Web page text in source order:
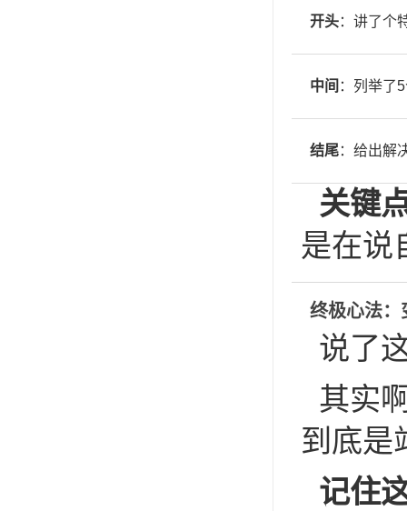
开头：讲了个
中间 ：列举了
结尾：给出解
关键
是在说
终极心法：
说了
其实
到底是
记住